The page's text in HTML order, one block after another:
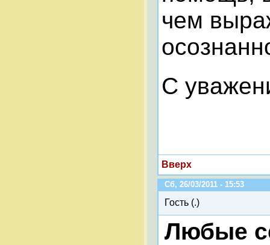
чем
С
Вверх
Сб, 26/03/2011 - 15:53
Гость (.)
Любые